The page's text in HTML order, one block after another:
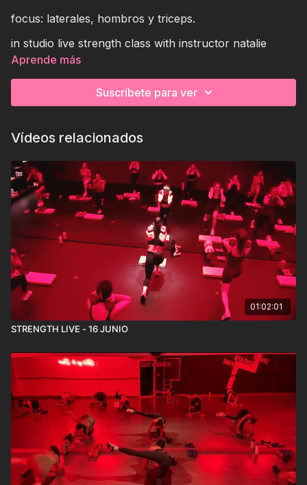
focus: laterales, hombros y triceps.
in studio live strength class with instructor natalie
duran.
Aprende más
Suscríbete para ver
Vídeos relacionados
01:02:01
STRENGTH LIVE - 16 JUNIO